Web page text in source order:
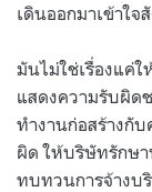
เดินออกมาเข้าใจ
มันไม่ใช่เรื่องแค่
แสดงความรับผิด
ทำงานก่อสร้างกั
ผิด ให้บริษัทรักษา
ทบทวนการจ้างบ